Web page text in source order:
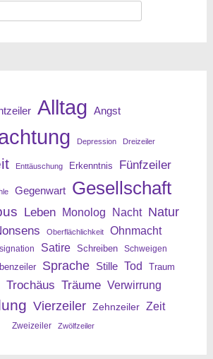
Alltag Angst
Depression Dreizeiler
Enttäuschung Erkenntnis Fünfzeiler
Gegenwart Gesellschaft
Leben Monolog Nacht Natur
Oberflächlichkeit
Ohnmacht
Satire Schreiben Schweigen
Sprache Stille Tod Traum
Trochäus Träume Verwirrung
Vierzeiler Zehnzeiler Zeit
Zweizeiler Zwölfzeiler